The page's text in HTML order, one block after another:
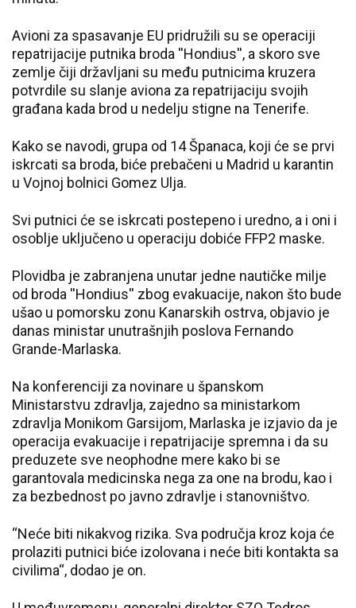
Avioni za spasavanje EU pridružili su se operaciji
repatrijacije putnika broda ''Hondius'', a skoro sve
zemlje čiji državljani su među putnicima kruzera
potvrdile su slanje aviona za repatrijaciju svojih
građana kada brod u nedelju stigne na Tenerife.
Kako se navodi, grupa od 14 Španaca, koji će se prvi
iskrcati sa broda, biće prebačeni u Madrid u karantin
u Vojnoj bolnici Gomez Ulja.
Svi putnici će se iskrcati postepeno i uredno, a i oni i
osoblje uključeno u operaciju dobiće FFP2 maske.
Plovidba je zabranjena unutar jedne nautičke milje
od broda ''Hondius'' zbog evakuacije, nakon što bude
ušao u pomorsku zonu Kanarskih ostrva, objavio je
danas ministar unutrašnjih poslova Fernando
Grande-Marlaska.
Na konferenciji za novinare u španskom
Ministarstvu zdravlja, zajedno sa ministarkom
zdravlja Monikom Garsijom, Marlaska je izjavio da je
operacija evakuacije i repatrijacije spremna i da su
preduzete sve neophodne mere kako bi se
garantovala medicinska nega za one na brodu, kao i
za bezbednost po javno zdravlje i stanovništvo.
“Neće biti nikakvog rizika. Sva područja kroz koja će
prolaziti putnici biće izolovana i neće biti kontakta sa
civilima“, dodao je on.